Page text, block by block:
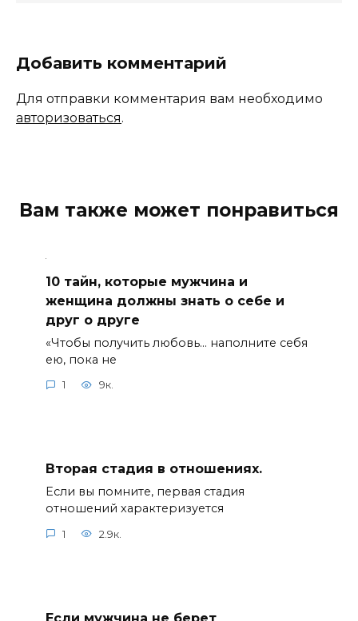
Добавить комментарий
Для отправки комментария вам необходимо
авторизоваться.
Вам также может понравиться
10 тайн, которые мужчина и
женщина должны знать о себе и
друг о друге
«Чтобы получить любовь… наполните себя
ею, пока не
1 9к.
Вторая стадия в отношениях.
Если вы помните, первая стадия
отношений характеризуется
1 2.9к.
Если мужчина не берет